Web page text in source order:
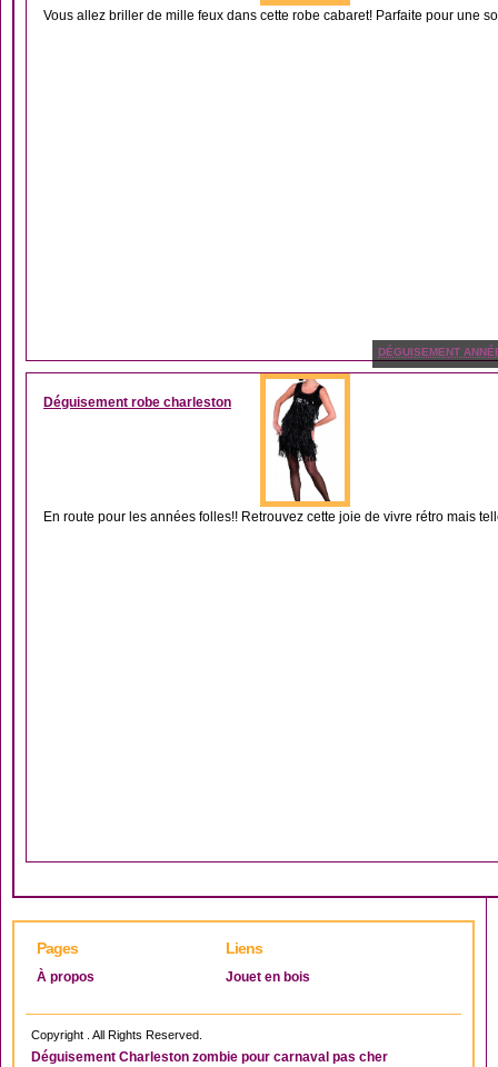
Vous allez briller de mille feux dans cette robe cabaret! Parfaite pour une
DÉGUISEMENT
Déguisement robe charleston
En route pour les années folles!! Retrouvez cette joie de vivre rétro mais
Pages
À propos
Liens
Jouet en bois
Copyright . All Rights Reserved.
Déguisement Charleston zombie pour carnaval pas cher